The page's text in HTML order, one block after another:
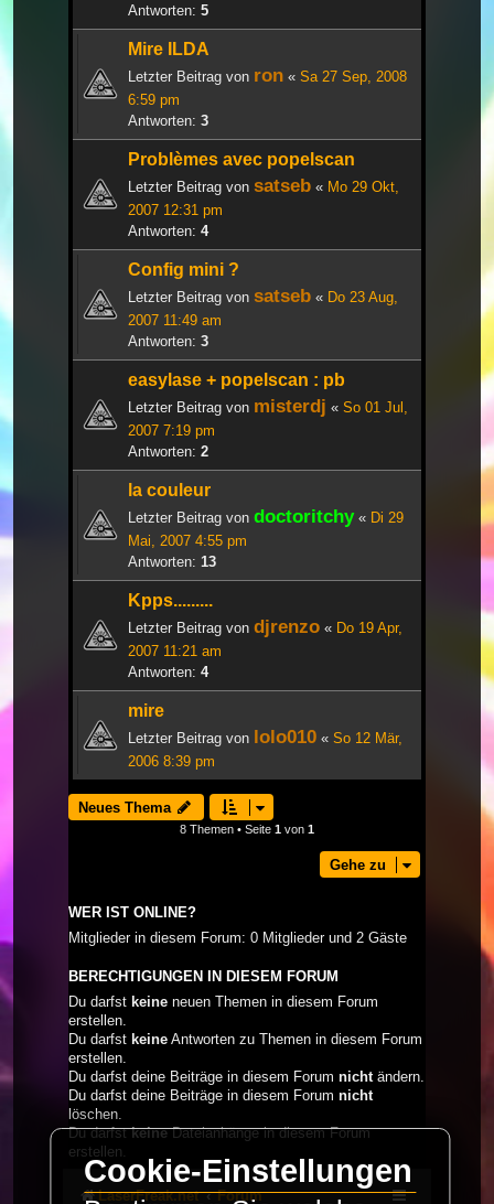
Antworten: 5
Mire ILDA
Letzter Beitrag von ron « Sa 27 Sep, 2008
6:59 pm
Antworten: 3
Problèmes avec popelscan
Letzter Beitrag von satseb « Mo 29 Okt,
2007 12:31 pm
Antworten: 4
Config mini ?
Letzter Beitrag von satseb « Do 23 Aug,
2007 11:49 am
Antworten: 3
easylase + popelscan : pb
Letzter Beitrag von misterdj « So 01 Jul,
2007 7:19 pm
Antworten: 2
la couleur
Letzter Beitrag von doctoritchy« Di 29
Mai, 2007 4:55 pm
Antworten: 13
Kpps.........
Letzter Beitrag von djrenzo « Do 19 Apr,
2007 11:21 am
Antworten: 4
mire
Letzter Beitrag von lolo010 « So 12 Mär,
2006 8:39 pm
Neues Thema
8 Themen • Seite 1 von 1
Gehe zu
WER IST ONLINE?
Mitglieder in diesem Forum: 0 Mitglieder und 2 Gäste
BERECHTIGUNGEN IN DIESEM FORUM
Du darfst keine neuen Themen in diesem Forum
erstellen.
Du darfst keine Antworten zu Themen in diesem Forum
erstellen.
Du darfst deine Beiträge in diesem Forum nichtändern.
Du darfst deine Beiträge in diesem Forum nicht
löschen.
Du darfstkeineDateianhänge in diesem Forum
erstellen.
LaserFreak.net Forum
Cookie-Einstellungen